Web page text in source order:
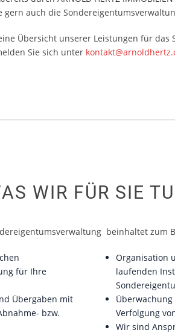
gern auch die
Übersicht unserer Leistungen für das
Sie sich unter
WIR FÜR SIE
beinhaltet zum
für Ihre
Übergaben mit
bzw.
Organisation
laufenden
Verfolgung
Wir sind